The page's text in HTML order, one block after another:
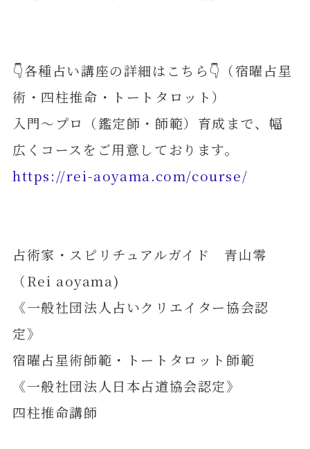
👇各種占い講座の詳細はこちら👇（宿曜占星
術・四柱推命・トートタロット）
入門～プロ（鑑定師・師範）育成まで、幅
広くコースをご用意しております。
https://rei-aoyama.com/course/
占術家・スピリチュアルガイド 青山零
（Rei aoyama)
《一般社団法人占いクリエイター協会認
定》
宿曜占星術師範・トートタロット師範
《一般社団法人日本占道協会認定》
四柱推命講師